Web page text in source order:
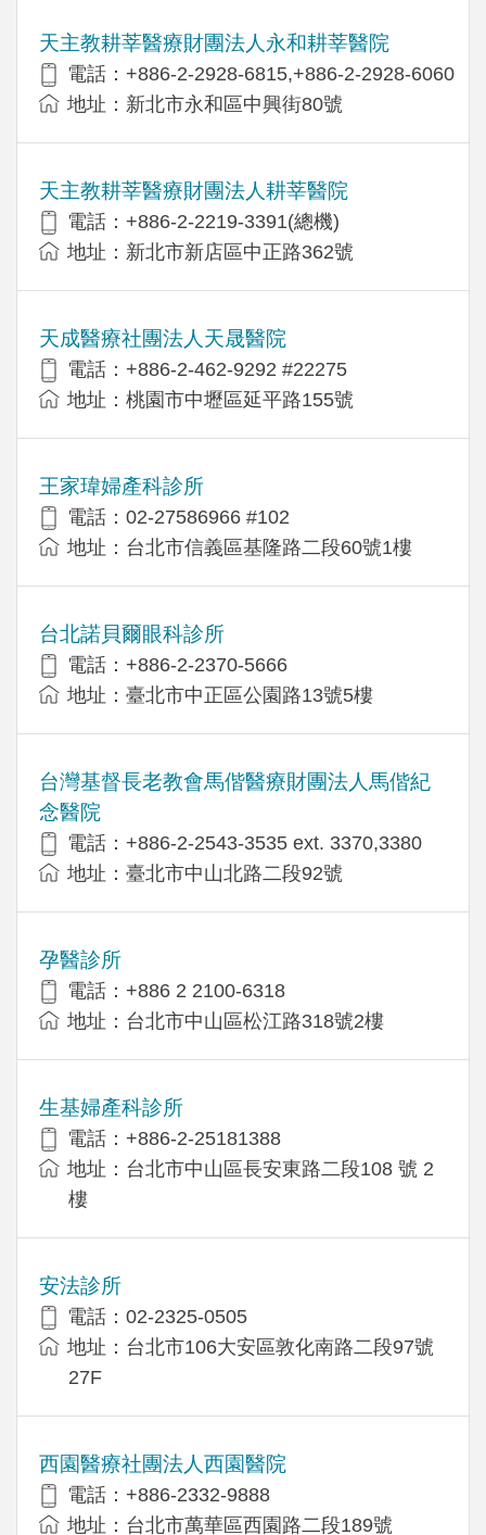
天主教耕莘醫療財團法人永和耕莘醫院
電話：+886-2-2928-6815,+886-2-2928-6060
地址：新北市永和區中興街80號
天主教耕莘醫療財團法人耕莘醫院
電話：+886-2-2219-3391(總機)
地址：新北市新店區中正路362號
天成醫療社團法人天晟醫院
電話：+886-2-462-9292 #22275
地址：桃園市中壢區延平路155號
王家瑋婦產科診所
電話：02-27586966 #102
地址：台北市信義區基隆路二段60號1樓
台北諾貝爾眼科診所
電話：+886-2-2370-5666
地址：臺北市中正區公園路13號5樓
台灣基督長老教會馬偕醫療財團法人馬偕紀
念醫院
電話：+886-2-2543-3535 ext. 3370,3380
地址：臺北市中山北路二段92號
孕醫診所
電話：+886 2 2100-6318
地址：台北市中山區松江路318號2樓
生基婦產科診所
電話：+886-2-25181388
地址：台北市中山區長安東路二段108 號 2
樓
安法診所
電話：02-2325-0505
地址：台北市106大安區敦化南路二段97號
27F
西園醫療社團法人西園醫院
電話：+886-2332-9888
地址：台北市萬華區西園路二段189號